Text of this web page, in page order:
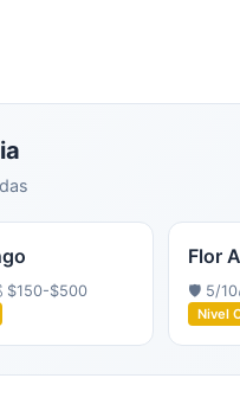
$150-$500
Flor
🛡️ 5/10
Nivel